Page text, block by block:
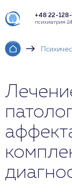
+48 22-
психиатрия